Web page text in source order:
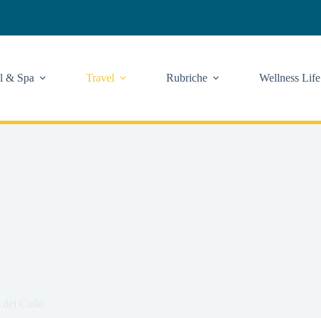
& Spa Travel Rubriche Wellness Life